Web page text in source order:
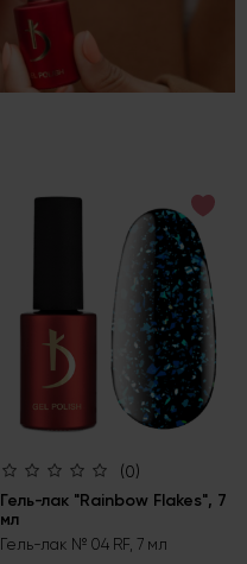
(0)
Гель-лак "Rainbow Flakes", 7
мл
Гель-лак № 04 RF, 7 мл